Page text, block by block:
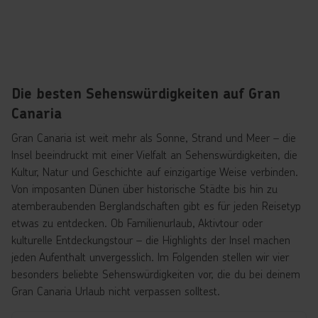
Die besten Sehenswürdigkeiten auf Gran
Canaria
Gran Canaria ist weit mehr als Sonne, Strand und Meer – die
Insel beeindruckt mit einer Vielfalt an Sehenswürdigkeiten, die
Kultur, Natur und Geschichte auf einzigartige Weise verbinden.
Von imposanten Dünen über historische Städte bis hin zu
atemberaubenden Berglandschaften gibt es für jeden Reisetyp
etwas zu entdecken. Ob Familienurlaub, Aktivtour oder
kulturelle Entdeckungstour – die Highlights der Insel machen
jeden Aufenthalt unvergesslich. Im Folgenden stellen wir vier
besonders beliebte Sehenswürdigkeiten vor, die du bei deinem
Gran Canaria Urlaub nicht verpassen solltest.